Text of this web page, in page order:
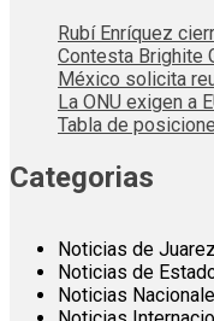
Rubí Enríquez
Contesta Brighite
México solicita
La ONU exigen a
Tabla de
Categorias
Noticias de Juarez
Noticias de
Noticias